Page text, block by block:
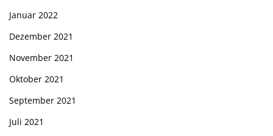
Januar 2022
Dezember 2021
November 2021
Oktober 2021
September 2021
Juli 2021